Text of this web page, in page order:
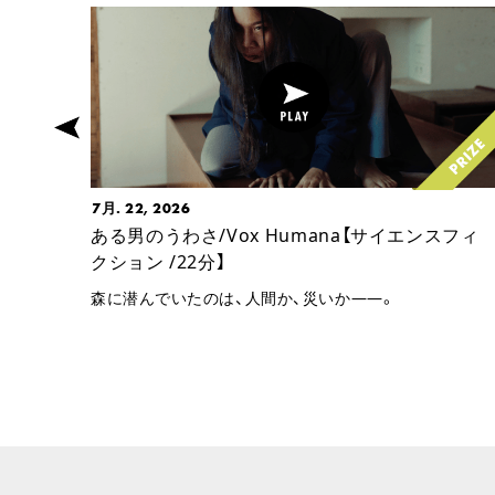
7月. 22, 2026
ある男のうわさ/Vox Humana【サイエンスフィ
クション /22分】
森に潜んでいたのは、人間か、災いか――。